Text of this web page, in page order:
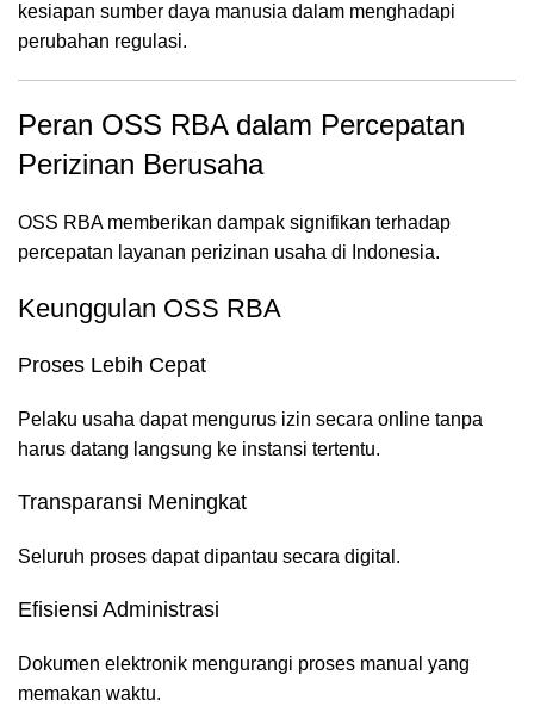
kesiapan sumber daya manusia dalam menghadapi
perubahan regulasi.
Peran OSS RBA dalam Percepatan
Perizinan Berusaha
OSS RBA memberikan dampak signifikan terhadap
percepatan layanan perizinan usaha di Indonesia.
Keunggulan OSS RBA
Proses Lebih Cepat
Pelaku usaha dapat mengurus izin secara online tanpa
harus datang langsung ke instansi tertentu.
Transparansi Meningkat
Seluruh proses dapat dipantau secara digital.
Efisiensi Administrasi
Dokumen elektronik mengurangi proses manual yang
memakan waktu.